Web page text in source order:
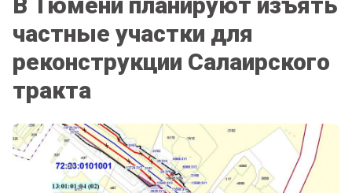
частные участки для
реконструкции Салаирского
тракта